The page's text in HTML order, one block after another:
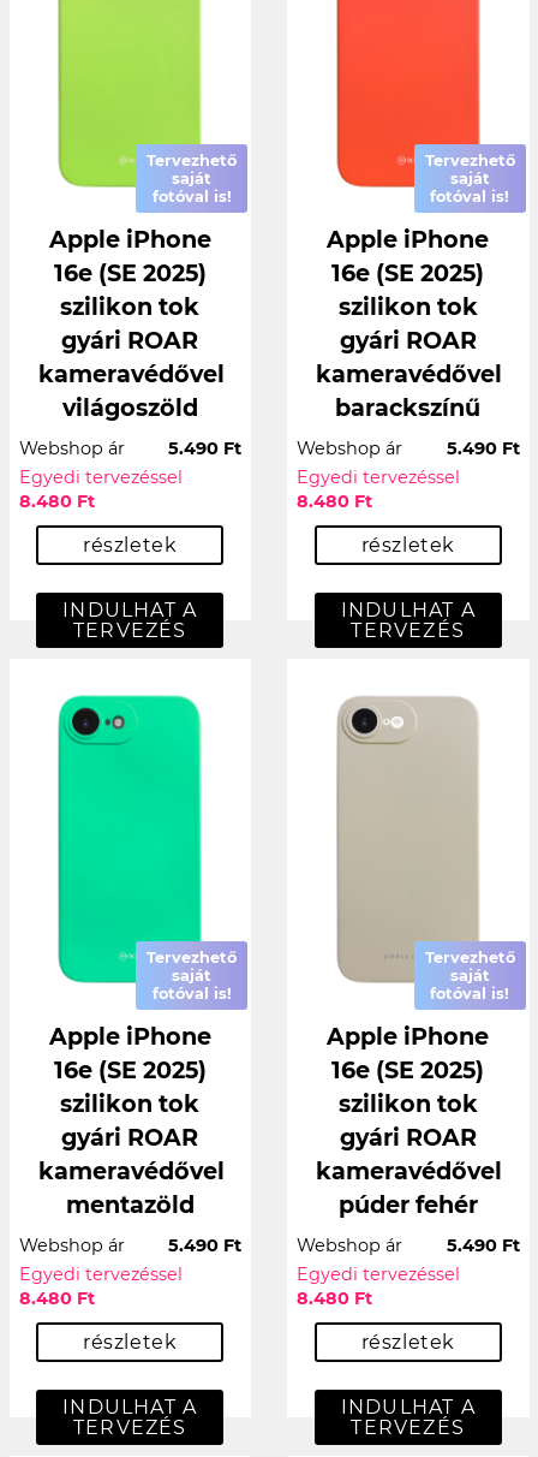
Tervezhető
saját
fotóval is!
Apple iPhone
16e (SE 2025)
szilikon tok
gyári ROAR
kameravédővel
világoszöld
Webshop ár
5.490 Ft
Egyedi tervezéssel
8.480 Ft
részletek
INDULHAT A
TERVEZÉS
Tervezhető
saját
fotóval is!
Apple iPhone
16e (SE 2025)
szilikon tok
gyári ROAR
kameravédővel
barackszínű
Webshop ár
5.490 Ft
Egyedi tervezéssel
8.480 Ft
részletek
INDULHAT A
TERVEZÉS
Tervezhető
saját
fotóval is!
Apple iPhone
16e (SE 2025)
szilikon tok
gyári ROAR
kameravédővel
mentazöld
Webshop ár
5.490 Ft
Egyedi tervezéssel
8.480 Ft
részletek
INDULHAT A
TERVEZÉS
Tervezhető
saját
fotóval is!
Apple iPhone
16e (SE 2025)
szilikon tok
gyári ROAR
kameravédővel
púder fehér
Webshop ár
5.490 Ft
Egyedi tervezéssel
8.480 Ft
részletek
INDULHAT A
TERVEZÉS